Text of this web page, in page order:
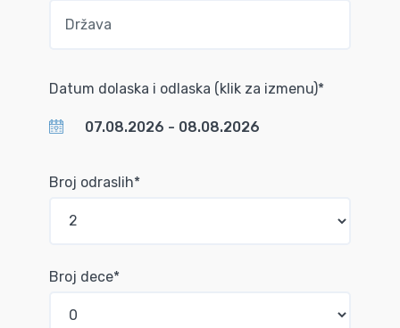
Datum dolaska i odlaska (klik za izmenu)*
Broj odraslih*
Broj dece*